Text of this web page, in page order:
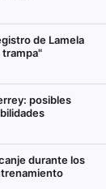
de Lamela
posibles
durante los